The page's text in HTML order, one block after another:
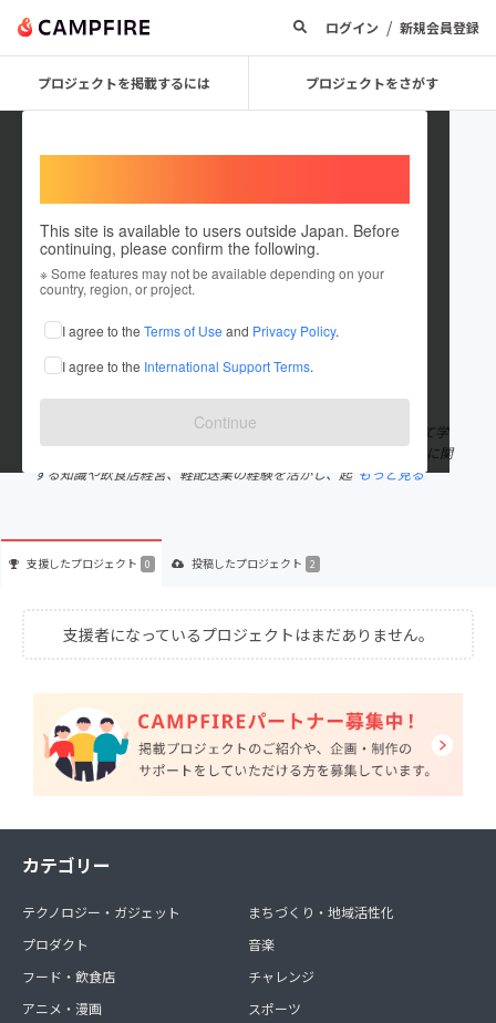
ログイン / 新規会員登録
プロジェクトを掲載するには プロジェクトをさがす
This site is available to users outside Japan. Before
continuing, please confirm the following.
※ Some features may not be available depending on your
country, region, or project.
I agree to the Terms of Use and Privacy Policy.
I agree to the International Support Terms.
Continue
tadahide
これまでに2件のプロジェクトを投稿しています
在住国：日本 現在地：東京都
出身国：日本 出身地：東京都
はじめまして。 国内の観光振興をメインテーマに大学、大学院にて学
び、2016年末まで民間企業で働いていました。 現在は自身の観光に関
する知識や飲食店経営、軽配送業の経験を活かし、起 もっと見る
支援したプロジェクト 0 投稿したプロジェクト 2
支援者になっているプロジェクトはまだありません。
カテゴリー
テクノロジー・ガジェット
プロダクト
フード・飲食店
アニメ・漫画
まちづくり・地域活性化
音楽
チャレンジ
スポーツ